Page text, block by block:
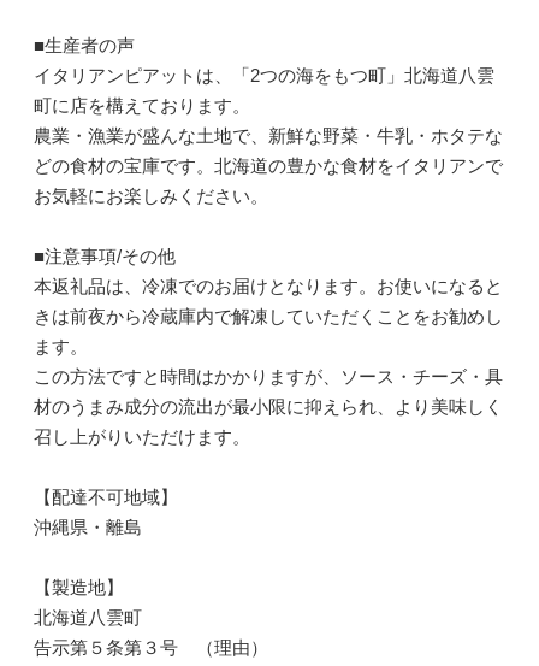
■生産者の声
イタリアンピアットは、「2つの海をもつ町」北海道八雲
町に店を構えております。
農業・漁業が盛んな土地で、新鮮な野菜・牛乳・ホタテな
どの食材の宝庫です。北海道の豊かな食材をイタリアンで
お気軽にお楽しみください。
■注意事項/その他
本返礼品は、冷凍でのお届けとなります。お使いになると
きは前夜から冷蔵庫内で解凍していただくことをお勧めし
ます。
この方法ですと時間はかかりますが、ソース・チーズ・具
材のうまみ成分の流出が最小限に抑えられ、より美味しく
召し上がりいただけます。
【配達不可地域】
沖縄県・離島
【製造地】
北海道八雲町
告示第５条第３号 （理由）